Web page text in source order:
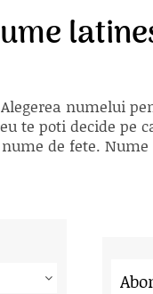
numelui
te poti decide pe
de fete.